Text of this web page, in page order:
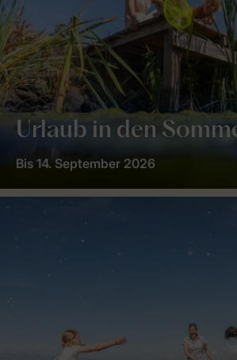
Urlaub in den
Bis 14. September 2026